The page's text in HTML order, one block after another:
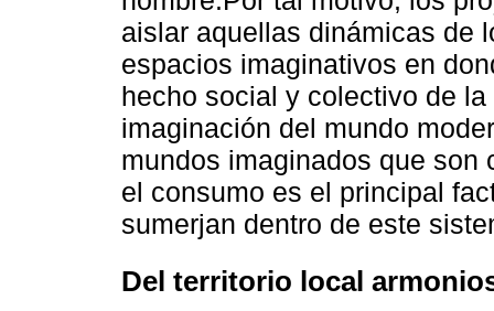
aislar aquellas dinámicas de
espacios imaginativos en
hecho social y colectivo de
imaginación del mundo
mundos imaginados que son
el consumo es el principal
sumerjan dentro de este
Del territorio local